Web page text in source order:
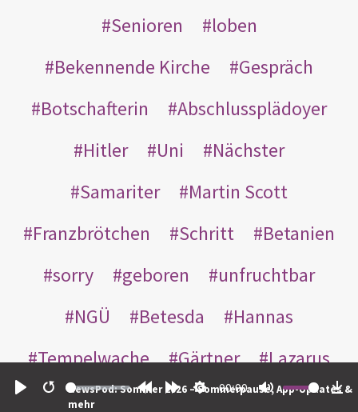
Restart
00:00
NewsPod: Sommer 2026 – Sommerpause, App-Updates &
mehr
Senioren
loben
Bekennende Kirche
Gespräch
Botschafterin
Abschlussplädoyer
Hitler
Uni
Nächster
Samariter
Martin Scott
Franzbrötchen
Schritt
Betanien
sorry
geboren
unfruchtbar
NGÜ
Betesda
Hannas
Tempelwache
Gärtner
Lazarus
Gottes
Bote Nikodemus